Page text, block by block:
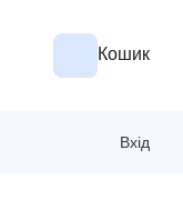
Кошик
Вхід